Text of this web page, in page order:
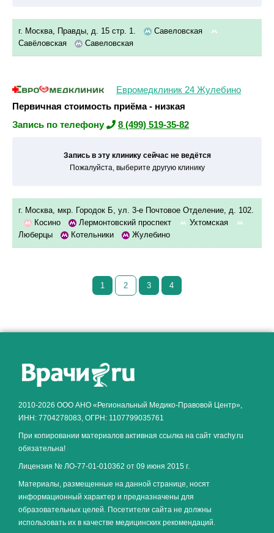
г. Москва, Правды, д. 15 стр. 1.
Савеловская
Савёловская
Савеловская
Евромедклиник 24 Жулебино
Первичная стоимость приёма - низкая
Запись по телефону
8 (499) 519-35-82
Запись в эту клинику сейчас не ведётся
Пожалуйста, выберите другую клинику
г. Москва, мкр. Городок Б, ул. 3-е Почтовое Отделение, д. 102.
Косино
Лермонтовский проспект
Ухтомская
Люберцы
Котельники Жулебино
1 2 3 4
2010-2026 ООО АНО «Региональный Медико-Правовой Центр»,
ИНН: 7704278083, ОГРН: 1107799035761
При копировании материалов активная ссылка на сайт vrachy.ru
обязательна!
Лицензия № ЛО-77-01-010362 от 09 июня 2015 г.
Материалы, размещенные на данной странице, носят
информационный характер и предназначены для
образовательных целей. Посетители сайта не должны
использовать их в качестве медицинских рекомендаций.